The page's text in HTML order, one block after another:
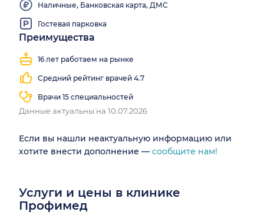
Наличные, Банковская карта, ДМС
Гостевая парковка
Преимущества
16 лет работаем на рынке
Средний рейтинг врачей 4.7
Врачи 15 специальностей
Данные актуальны на 10.07.2026
Если вы нашли неактуальную информацию или
хотите внести дополнение — сообщите нам!
Услуги и цены в клинике
Профимед